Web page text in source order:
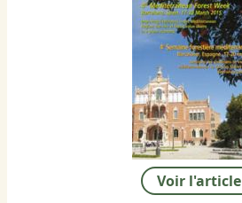
Voir l'article